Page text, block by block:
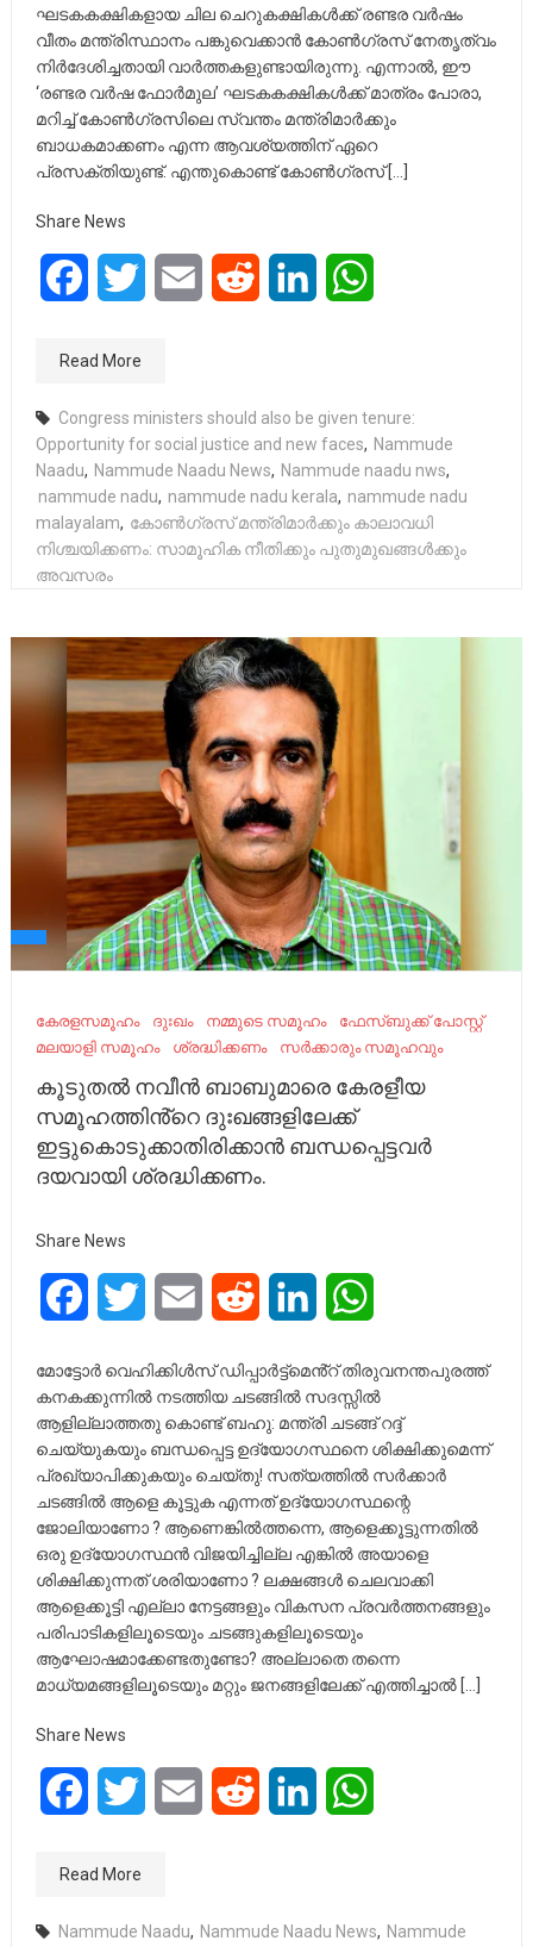
ഘടകകക്ഷികളായ ചില ചെറുകക്ഷികൾക്ക് രണ്ടര വർഷം
വീതം മന്ത്രിസ്ഥാനം പങ്കുവെക്കാൻ കോൺഗ്രസ് നേതൃത്വം
നിർദേശിച്ചതായി വാർത്തകളുണ്ടായിരുന്നു. എന്നാൽ, ഈ
‘രണ്ടര വർഷ ഫോർമുല’ ഘടകകക്ഷികൾക്ക് മാത്രം പോരാ,
മറിച്ച് കോൺഗ്രസിലെ സ്വന്തം മന്ത്രിമാർക്കും
ബാധകമാക്കണം എന്ന ആവശ്യത്തിന് ഏറെ
പ്രസക്തിയുണ്ട്. എന്തുകൊണ്ട് കോൺഗ്രസ് […]
Share News
FacebookTwitter Email Reddit LinkedIn
Read More
Congress ministers should also be given tenure:
Opportunity for social justice and new faces, Nammude
Naadu, Nammude Naadu News, Nammude naadu nws,
nammude nadu, nammude nadu kerala, nammude nadu
malayalam, കോൺഗ്രസ് മന്ത്രിമാർക്കും കാലാവധി
നിശ്ചയിക്കണം: സാമൂഹിക നീതിക്കും പുതുമുഖങ്ങൾക്കും
അവസരം
കേരളസമൂഹം ദുഃഖം നമ്മുടെ സമൂഹം
ഫേസ്ബുക്ക് പോസ്റ്റ്
മലയാളി സമൂഹം
ശ്രദ്ധിക്കണം സർക്കാരും സമൂഹവും
കൂടുതൽ നവീൻ ബാബുമാരെ കേരളീയ
സമൂഹത്തിൻ്റെ ദുഃഖങ്ങളിലേക്ക്
ഇട്ടുകൊടുക്കാതിരിക്കാൻ ബന്ധപ്പെട്ടവർ
ദയവായി ശ്രദ്ധിക്കണം.
Share News
FacebookTwitter Email Reddit LinkedIn
മോട്ടോർ വെഹിക്കിൾസ് ഡിപ്പാർട്ട്മെൻ്റ് തിരുവനന്തപുരത്ത്
കനകക്കുന്നിൽ നടത്തിയ ചടങ്ങിൽ സദസ്സിൽ
ആളില്ലാത്തതു കൊണ്ട് ബഹു: മന്ത്രി ചടങ്ങ് റദ്ദ്
ചെയ്യുകയും ബന്ധപ്പെട്ട ഉദ്യോഗസ്ഥനെ ശിക്ഷിക്കുമെന്ന്
പ്രഖ്യാപിക്കുകയും ചെയ്തു! സത്യത്തിൽ സർക്കാർ
ചടങ്ങിൽ ആളെ കൂട്ടുക എന്നത് ഉദ്യോഗസ്ഥന്റെ
ജോലിയാണോ ? ആണെങ്കിൽത്തന്നെ, ആളെക്കൂട്ടുന്നതിൽ
ഒരു ഉദ്യോഗസ്ഥൻ വിജയിച്ചില്ല എങ്കിൽ അയാളെ
ശിക്ഷിക്കുന്നത് ശരിയാണോ ? ലക്ഷങ്ങൾ ചെലവാക്കി
ആളെക്കൂട്ടി എല്ലാ നേട്ടങ്ങളും വികസന പ്രവർത്തനങ്ങളും
പരിപാടികളിലൂടെയും ചടങ്ങുകളിലൂടെയും
ആഘോഷമാക്കേണ്ടതുണ്ടോ? അല്ലാതെ തന്നെ
മാധ്യമങ്ങളിലൂടെയും മറ്റും ജനങ്ങളിലേക്ക് എത്തിച്ചാൽ […]
Share News
FacebookTwitter Email Reddit LinkedIn
Read More
Nammude Naadu, Nammude Naadu News, Nammude